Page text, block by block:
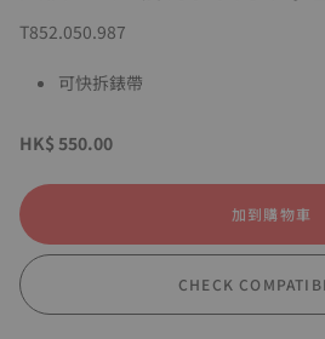
T852.050.987
可快拆錶帶
HK$ 550.00
加到購物車
CHECK